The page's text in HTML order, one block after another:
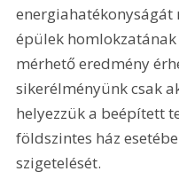
energiahatékonyságát
épülek
mérhető eredmény
sikerélményünk csak
helyezzük a beépített
földszintes ház
szigetelését.